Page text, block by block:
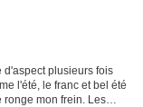
d'aspect plusieurs fois
l'été, le franc et bel été
ronge mon frein. Les